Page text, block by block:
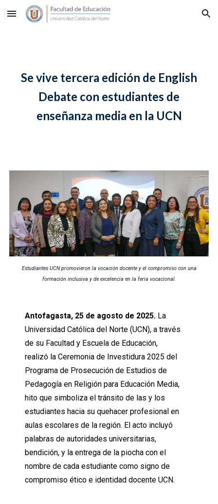
Skip to main content Skip to navigation
Se vive tercera edición de English
Debate con estudiantes de
enseñanza media en la UCN
Estudiantes UCN promovieron la vocación docente y el compromiso con una
formación inclusiva y de excelencia en la feria vocacional.
Antofagasta, 25 de agosto de 2025. La
Universidad Católica del Norte (UCN), a través
de su Facultad y Escuela de Educación,
realizó la Ceremonia de Investidura 2025 del
Programa de Prosecución de Estudios de
Pedagogía en Religión para Educación Media,
hito que simboliza el tránsito de las y los
estudiantes hacia su quehacer profesional en
aulas escolares de la región. El acto incluyó
palabras de autoridades universitarias,
bendición, y la entrega de la piocha con el
nombre de cada estudiante como signo de
compromiso ético e identidad docente UCN.